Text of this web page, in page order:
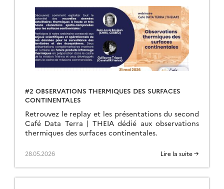
#2 OBSERVATIONS THERMIQUES DES SURFACES
CONTINENTALES
Retrouvez le replay et les présentations du second
Café Data Terra | THEIA dédié aux observations
thermiques des surfaces continentales.
28.05.2026 Lire la suite →